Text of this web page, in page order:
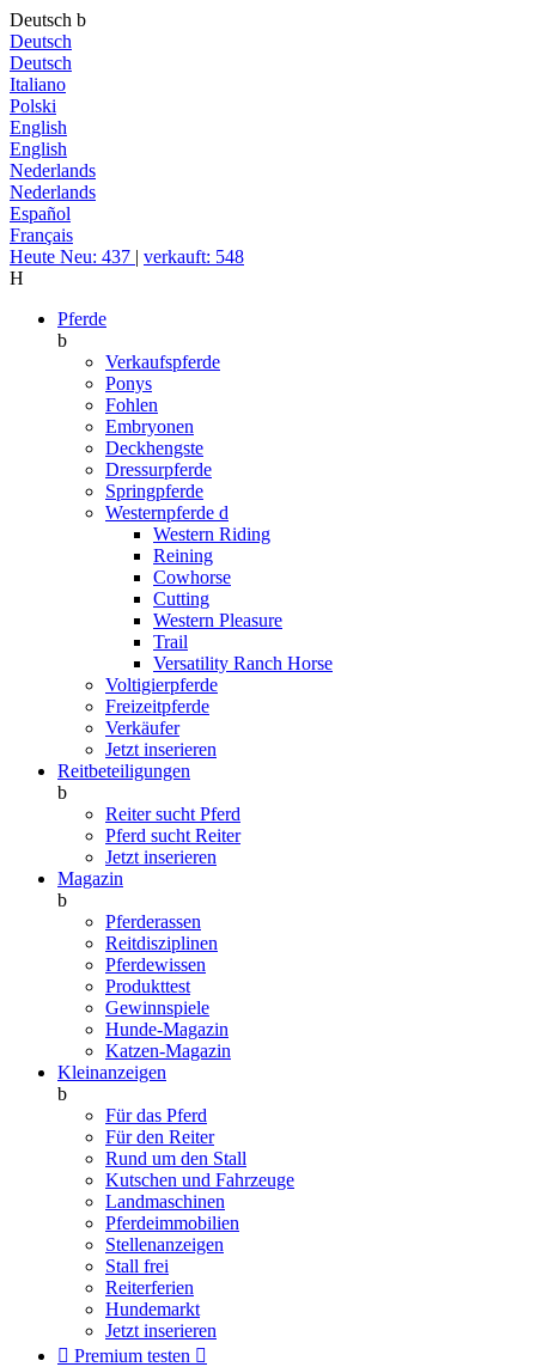
Deutsch b
Deutsch
Deutsch
Italiano
Polski
English
English
Nederlands
Nederlands
Español
Français
Heute Neu: 437 | verkauft: 548
H
Pferde
b
Verkaufspferde
Ponys
Fohlen
Embryonen
Deckhengste
Dressurpferde
Springpferde
Westernpferde d
Western Riding
Reining
Cowhorse
Cutting
Western Pleasure
Trail
Versatility Ranch Horse
Voltigierpferde
Freizeitpferde
Verkäufer
Jetzt inserieren
Reitbeteiligungen
b
Reiter sucht Pferd
Pferd sucht Reiter
Jetzt inserieren
Magazin
b
Pferderassen
Reitdisziplinen
Pferdewissen
Produkttest
Gewinnspiele
Hunde-Magazin
Katzen-Magazin
Kleinanzeigen
b
Für das Pferd
Für den Reiter
Rund um den Stall
Kutschen und Fahrzeuge
Landmaschinen
Pferdeimmobilien
Stellenanzeigen
Stall frei
Reiterferien
Hundemarkt
Jetzt inserieren
 Premium testen 